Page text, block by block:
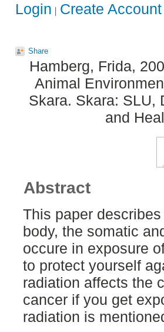
Login Create Account
Share
Hamberg, Frida,
Animal
Skara. Skara: SLU,
and
Abstract
This paper
body, the somatic
occure in exposure
to protect yourself
radiation affects the
cancer if you get
radiation is